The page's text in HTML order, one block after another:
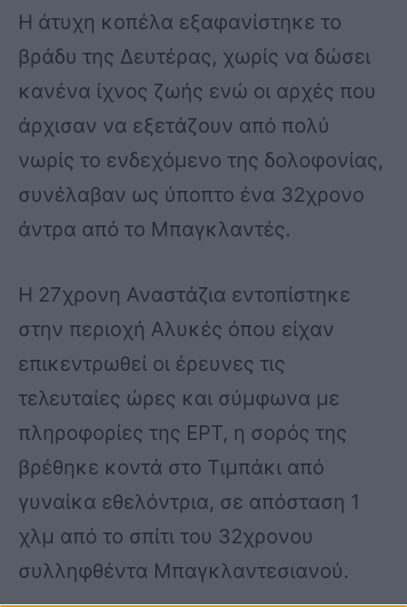
Η άτυχη κοπέλα εξαφανίστηκε το
βράδυ της Δευτέρας, χωρίς να δώσει
κανένα ίχνος ζωής ενώ οι αρχές που
άρχισαν να εξετάζουν από πολύ
νωρίς το ενδεχόμενο της δολοφονίας,
συνέλαβαν ως ύποπτο ένα 32χρονο
άντρα από το Μπαγκλαντές.
Η 27χρονη Αναστάζια εντοπίστηκε
στην περιοχή Αλυκές όπου είχαν
επικεντρωθεί οι έρευνες τις
τελευταίες ώρες και σύμφωνα με
πληροφορίες της ΕΡΤ, η σορός της
βρέθηκε κοντά στο Τιμπάκι από
γυναίκα εθελόντρια, σε απόσταση 1
χλμ από το σπίτι του 32χρονου
συλληφθέντα Μπαγκλαντεσιανού.